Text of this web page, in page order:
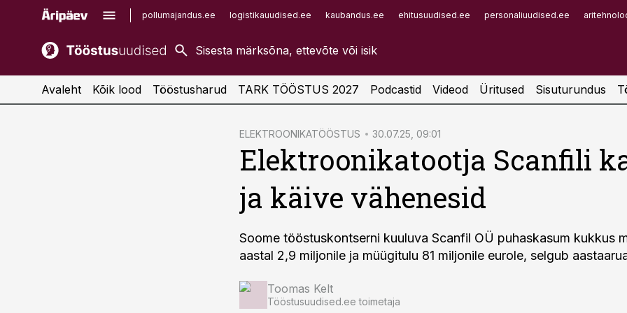
pollumajandus.ee logistikauudised.ee kaubandus.ee ehitusuudised.ee personaliuudised.ee
kaubandus.ee
kinnisvarauudised.ee
imelineajalugu.ee
Infopank
Avaleht Kõik lood Tööstusharud TARK TÖÖSTUS 2027 Podcastid Videod Üritused Sisuturundus
ELEKTROONIKATÖÖSTUS 30.07.25, 09:01
Elektroonikatootja Scanfili
ja käive vähenesid
Soome tööstuskontserni kuuluva Scanfil OÜ puhaskasum kukkus
aastal 2,9 miljonile ja müügitulu 81 miljonile eurole, selgub
Toomas Kelt
Tööstusuudised.ee toimetaja